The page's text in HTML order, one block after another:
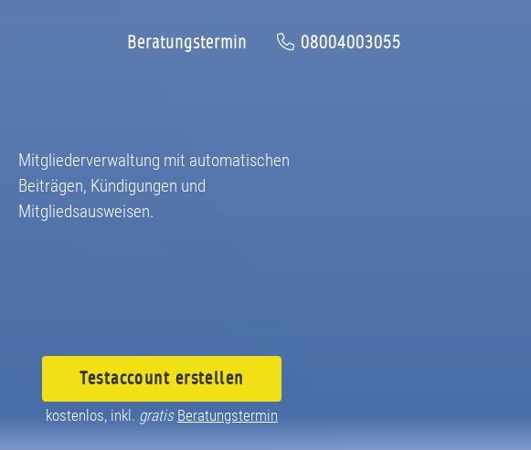
Mitgliederverwaltung mit automatischen
Beiträgen, Kündigungen und
Mitgliedsausweisen.
Testaccount erstellen
kostenlos, inkl. gratis Beratungstermin
Beratungstermin 08004003055